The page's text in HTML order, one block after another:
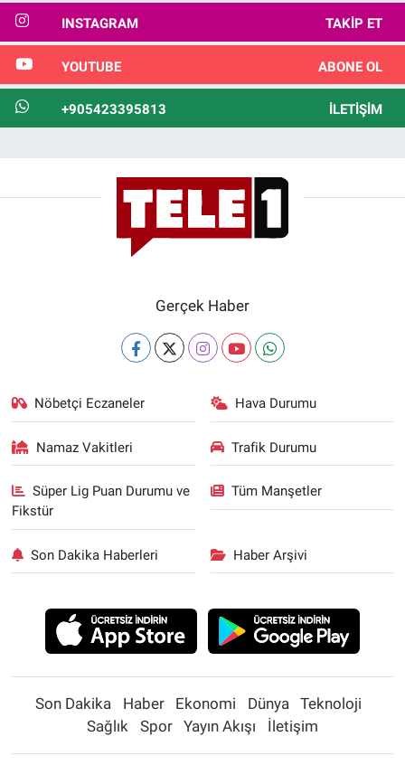
INSTAGRAM TAKIP ET
YOUTUBE ABONE OL
+905423395813 İLETIŞIM
Gerçek Haber
Nöbetçi Eczaneler Hava Durumu
Namaz Vakitleri Trafik Durumu
Süper Lig Puan Durumu ve
Fikstür
Tüm Manşetler
Son Dakika Haberleri Haber Arşivi
Son Dakika Haber Ekonomi Dünya
Teknoloji
Sağlık
Spor Yayın Akışı İletişim